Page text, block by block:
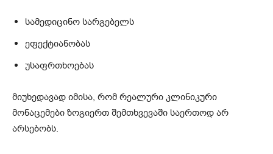
სამედიცინო სარგებელს
ეფექტიანობას
უსაფრთხოებას
მიუხედავად იმისა, რომ რეალური კლინიკური
მონაცემები ზოგიერთ შემთხვევაში საერთოდ არ
არსებობს.